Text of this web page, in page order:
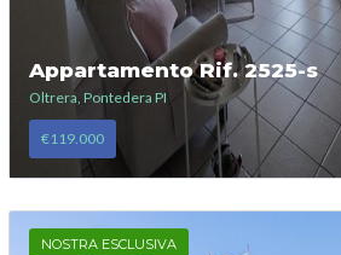
Appartamento Rif. 2525-s
Oltrera, Pontedera PI
€119.000
NOSTRA ESCLUSIVA